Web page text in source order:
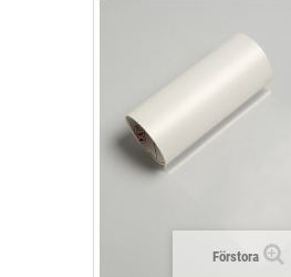
VERKTYG & TILLBEHÖR
Förstora